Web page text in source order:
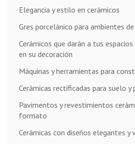
Elegancia y estilo en cerámicos
Gres porcelánico para ambientes
Cerámicos que darán a tus
en su decoración
Máquinas y herramientas para
Cerámicas rectificadas para suelo y
Pavimentos y revestimientos
formato
Cerámicas con diseños elegantes y